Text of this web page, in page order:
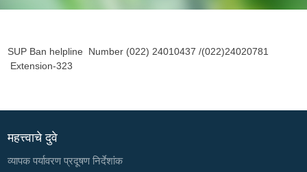
SUP Ban helpline Number (022) 24010437 /(022)24020781
Extension-323
महत्त्वाचे दुवे
व्यापक पर्यावरण प्रदूषण निर्देशांक